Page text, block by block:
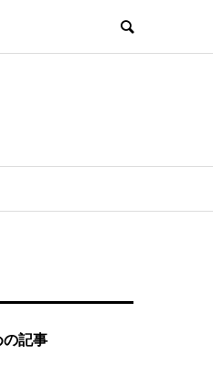
記事